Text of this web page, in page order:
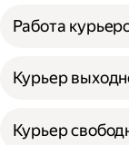
Работа
Курьер
Курьер